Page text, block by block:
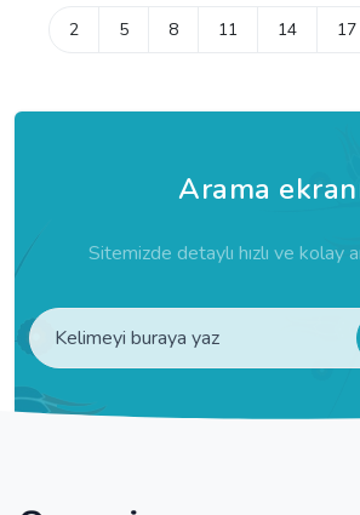
2 5 8 11 14 17
Arama
Sitemizde detaylı hızlı ve kolay